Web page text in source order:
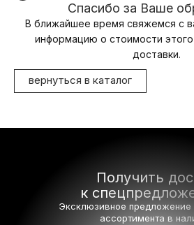
Спасибо за Ваше
В ближайшее время свяжемся с
информацию о стоимости
доставки.
вернуться в каталог
Получить
к
Эксклюзивное предложение
ассортимента в